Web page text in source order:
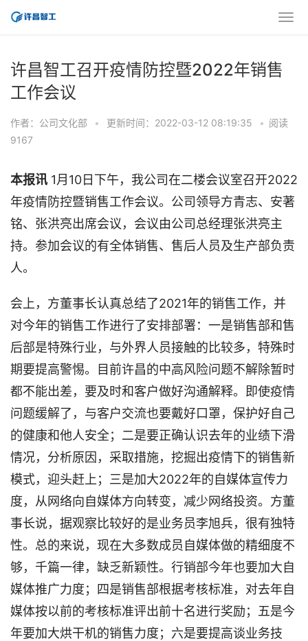
许昌智工召开疫情防控暨2022年销售
工作会议
作者：公司文化部 • 更新时间：2022-03-12 08:19:35 • 阅读
9167
本报讯 1月10日下午，我公司在二楼会议室召开2022
年疫情防控暨销售工作会议。公司领导方青志、安著
铭、张洪亮出席会议，会议由公司总经理张洪亮主
持。参加会议的有全体销售、售后人员及生产部负责
人。
会上，方董事长认真总结了2021年的销售工作，并
对今年的销售工作进行了安排部署：一是销售部和售
后部是特殊行业，与外界人员接触的比较多，特殊时
期要提高警惕。目前许昌的中高风险问题不解除暂时
都不能出差，要及时和客户做好沟通解释。即使疫情
问题缓解了，与客户交流也要戴好口罩，保护好自己
的健康和他人安全；二是要正确认识去年的业绩下滑
情况，分析原因，采取措施，挖掘出疫情下的销售新
模式，迎头赶上；三是加大2022年的自媒体宣传力
度，从网络向自媒体方向转变，减少网络投资。方董
事长说，据观察比较好的是业务员李旭兵，很有独特
性。总的来说，现在大多数成员自媒体做的精细度不
够，千篇一律，缺乏新颖性。行销部今年也要加大自
媒体推广力度；四是销售部根据考核标准，对去年自
媒体按以前的考核标准评出前十名进行奖励；五是今
年要加大烘干机的销售力度；六是要提高谈业务技